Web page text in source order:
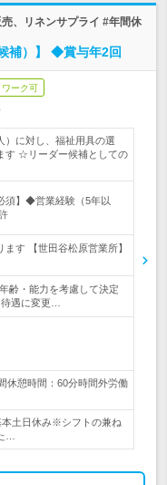
、リネンサプライ #年間休
補）】 ◆賞与年2回
ワーク可
）に対し、福祉用具の選
す ☆リーダー候補としての
須】◆営業経験（5年以
す 【世田谷松原営業所】
齢・能力を考慮して決定
遇に変更…
休憩時間：60分時間外労働
本土日休み※シフトの兼ね
…